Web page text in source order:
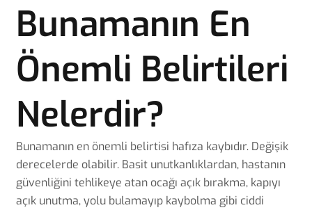
Bunamanın En
Önemli Belirtileri
Nelerdir?
Bunamanın en önemli belirtisi hafıza kaybıdır. Değişik
derecelerde olabilir. Basit unutkanlıklardan, hastanın
güvenliğini tehlikeye atan ocağı açık bırakma, kapıyı
açık unutma, yolu bulamayıp kaybolma gibi ciddi